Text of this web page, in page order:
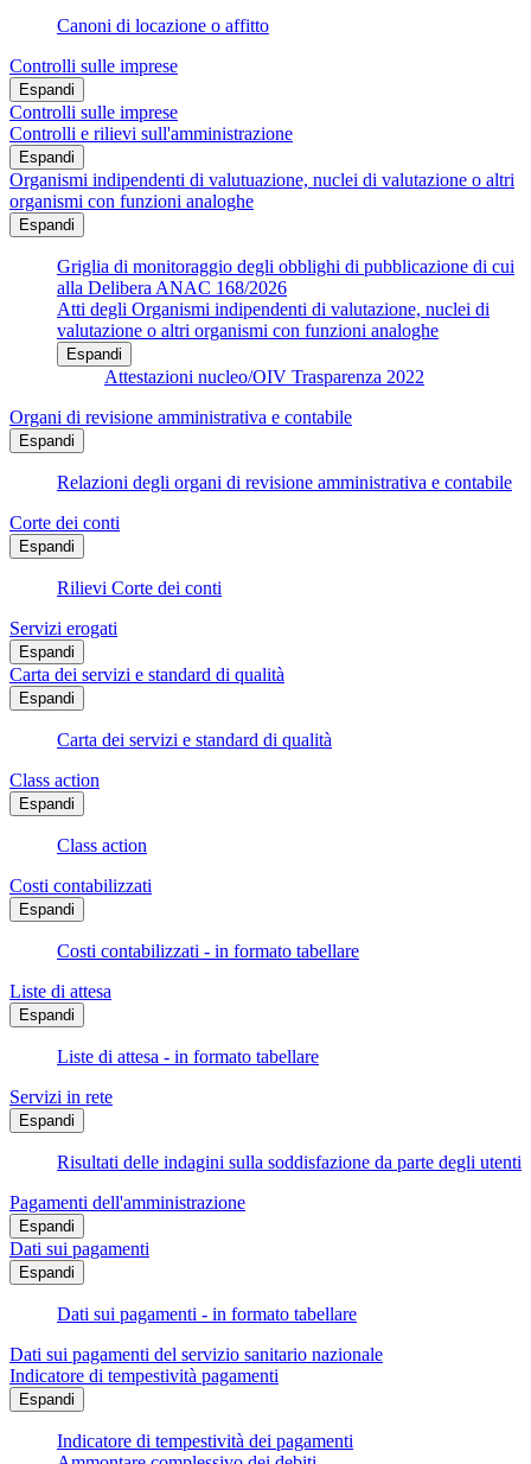
Canoni di locazione o affitto
Controlli sulle imprese
Espandi
Controlli sulle imprese
Controlli e rilievi sull'amministrazione
Espandi
Organismi indipendenti di valutuazione, nuclei di valutazione o altri
organismi con funzioni analoghe
Espandi
Griglia di monitoraggio degli obblighi di pubblicazione di cui
alla Delibera ANAC 168/2026
Atti degli Organismi indipendenti di valutazione, nuclei di
valutazione o altri organismi con funzioni analoghe
Espandi
Attestazioni nucleo/OIV Trasparenza 2022
Organi di revisione amministrativa e contabile
Espandi
Relazioni degli organi di revisione amministrativa e contabile
Corte dei conti
Espandi
Rilievi Corte dei conti
Servizi erogati
Espandi
Carta dei servizi e standard di qualità
Espandi
Carta dei servizi e standard di qualità
Class action
Espandi
Class action
Costi contabilizzati
Espandi
Costi contabilizzati - in formato tabellare
Liste di attesa
Espandi
Liste di attesa - in formato tabellare
Servizi in rete
Espandi
Risultati delle indagini sulla soddisfazione da parte degli utenti
Pagamenti dell'amministrazione
Espandi
Dati sui pagamenti
Espandi
Dati sui pagamenti - in formato tabellare
Dati sui pagamenti del servizio sanitario nazionale
Indicatore di tempestività pagamenti
Espandi
Indicatore di tempestività dei pagamenti